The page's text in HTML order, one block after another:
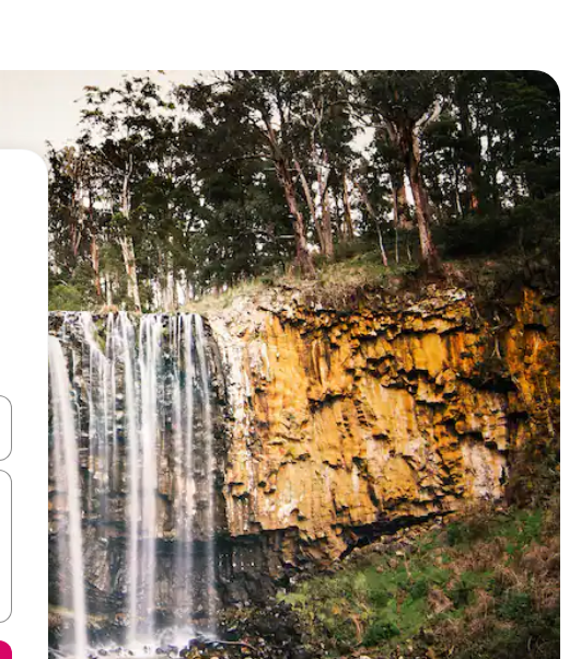
vya vishale vya juu na chini au uchunguze kwa kugusa au kutelezesha kidole